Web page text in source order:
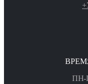
ПН-